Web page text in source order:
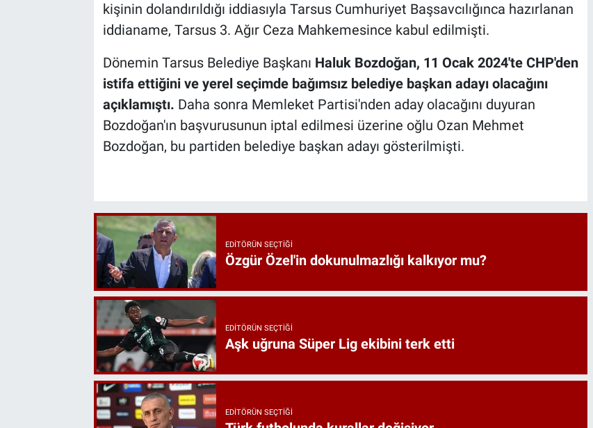
kişinin dolandırıldığı iddiasıyla Tarsus Cumhuriyet Başsavcılığınca hazırlanan
iddianame, Tarsus 3. Ağır Ceza Mahkemesince kabul edilmişti.
Dönemin Tarsus Belediye Başkanı Haluk Bozdoğan, 11 Ocak 2024'te CHP'den
istifa ettiğini ve yerel seçimde bağımsız belediye başkan adayı olacağını
açıklamıştı. Daha sonra Memleket Partisi'nden aday olacağını duyuran
Bozdoğan'ın başvurusunun iptal edilmesi üzerine oğlu Ozan Mehmet
Bozdoğan, bu partiden belediye başkan adayı gösterilmişti.
EDITÖRÜN SEÇTIĞI
Özgür Özel'in dokunulmazlığı kalkıyor mu?
EDITÖRÜN SEÇTIĞI
Aşk uğruna Süper Lig ekibini terk etti
EDITÖRÜN SEÇTIĞI